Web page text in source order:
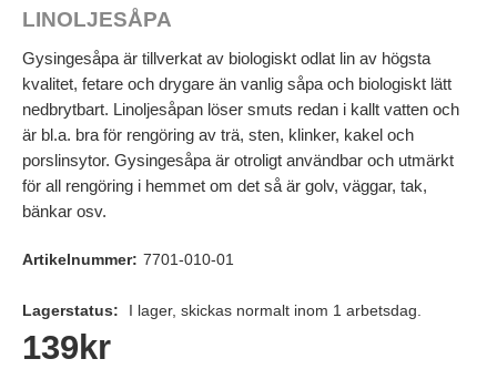
LINOLJESÅPA
Gysingesåpa är tillverkat av biologiskt odlat lin av högsta
kvalitet, fetare och drygare än vanlig såpa och biologiskt lätt
nedbrytbart. Linoljesåpan löser smuts redan i kallt vatten och
är bl.a. bra för rengöring av trä, sten, klinker, kakel och
porslinsytor. Gysingesåpa är otroligt användbar och utmärkt
för all rengöring i hemmet om det så är golv, väggar, tak,
bänkar osv.
Artikelnummer: 7701-010-01
Lagerstatus: I lager, skickas normalt inom 1 arbetsdag.
139 kr